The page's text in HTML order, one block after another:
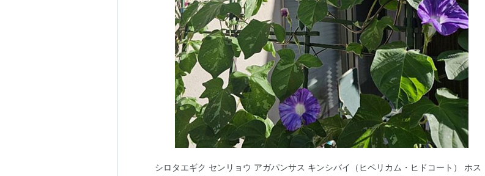
シロタエギク センリョウ アガパンサス キンシバイ（ヒペリカム・ヒドコート） ホス